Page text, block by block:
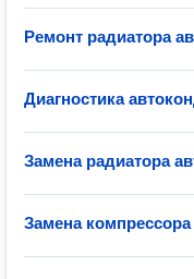
Ремонт радиатора
Диагностика
Замена радиатора
Замена